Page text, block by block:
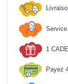
1
Payez